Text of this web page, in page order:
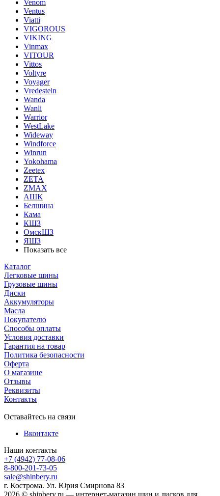
Venom
Ventus
Viatti
VIGOROUS
VIKING
Vinmax
VITOUR
Vittos
Voltyre
Voyager
Vredestein
Wanda
Wanli
Warrior
WestLake
Wideway
Windforce
Winrun
Yokohama
Zeetex
ZETA
ZMAX
АШК
Белшина
Кама
КШЗ
ОмскШЗ
ЯШЗ
Показать все
Каталог
Легковые шины
Грузовые шины
Диски
Аккумуляторы
Масла
Покупателю
Способы оплаты
Условия доставки
Гарантия на товар
Политика безопасности
Оферта
О магазине
Отзывы
Реквизиты
Контакты
Оставайтесь на связи
Вконтакте
Наши контакты
+7 (4942) 77-08-06
8-800-201-73-05
sale@shinbery.ru
г. Кострома. Ул. Юрия Смирнова 83
2026 © shinbery.ru — интернет-магазин шин и дисков для